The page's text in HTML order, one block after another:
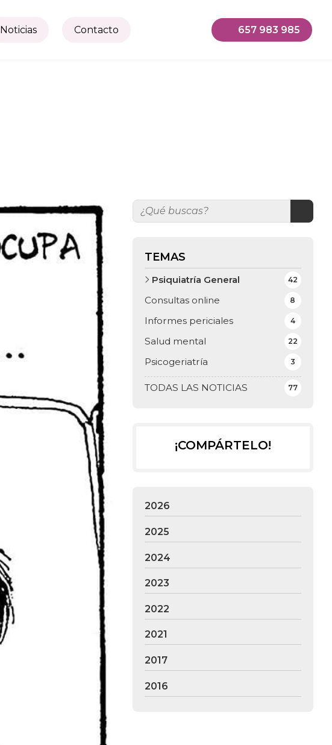
Noticias Contacto 657 983 985
TEMAS
TODAS LAS NOTICIAS 77
Psiquiatría General 42
Consultas online 8
Informes periciales 4
Salud mental 22
Psicogeriatría 3
¡COMPÁRTELO!
2026
2025
2024
2023
2022
2021
2017
2016